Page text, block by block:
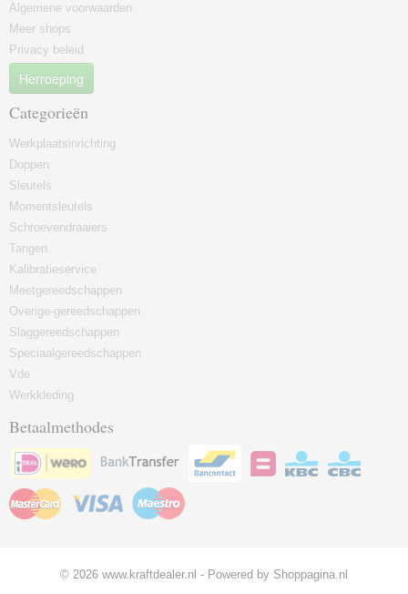
Algemene voorwaarden
Meer shops
Privacy beleid
Herroeping
Categorieën
Werkplaatsinrichting
Doppen
Sleutels
Momentsleutels
Schroevendraaiers
Tangen
Kalibratieservice
Meetgereedschappen
Overige-gereedschappen
Slaggereedschappen
Speciaalgereedschappen
Vde
Werkkleding
Betaalmethodes
© 2026 www.kraftdealer.nl - Powered by Shoppagina.nl